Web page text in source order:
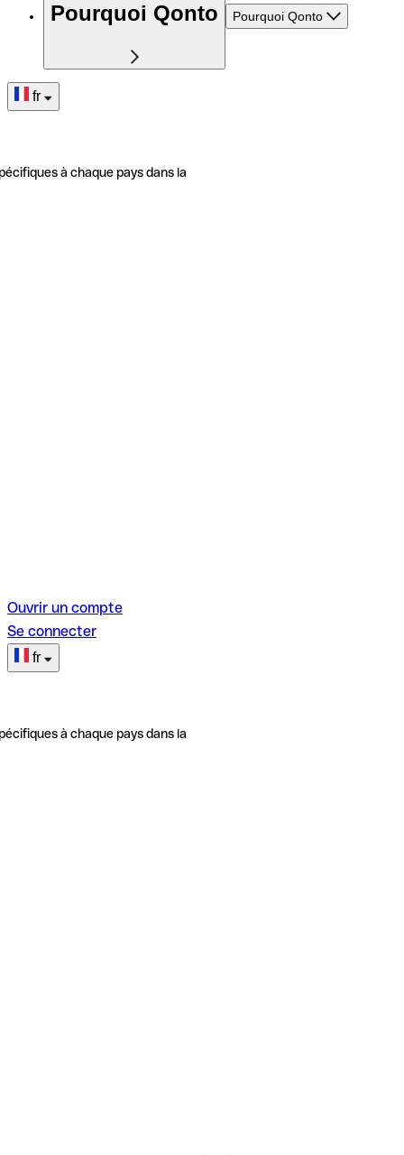
Pourquoi Qonto Pourquoi Qonto
fr
à chaque pays dans la
Ouvrir un compte
Se connecter
fr
à chaque pays dans la